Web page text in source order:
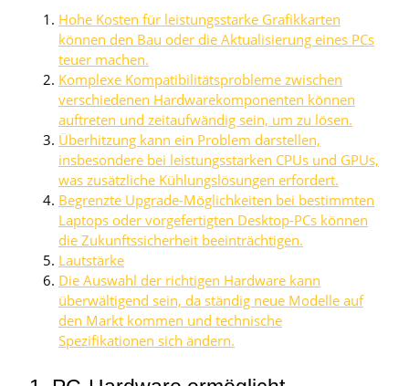
Hohe Kosten für leistungsstarke Grafikkarten
können den Bau oder die Aktualisierung eines PCs
teuer machen.
Komplexe Kompatibilitätsprobleme zwischen
verschiedenen Hardwarekomponenten können
auftreten und zeitaufwändig sein, um zu lösen.
Überhitzung kann ein Problem darstellen,
insbesondere bei leistungsstarken CPUs und GPUs,
was zusätzliche Kühlungslösungen erfordert.
Begrenzte Upgrade-Möglichkeiten bei bestimmten
Laptops oder vorgefertigten Desktop-PCs können
die Zukunftssicherheit beeinträchtigen.
Lautstärke
Die Auswahl der richtigen Hardware kann
überwältigend sein, da ständig neue Modelle auf
den Markt kommen und technische
Spezifikationen sich ändern.